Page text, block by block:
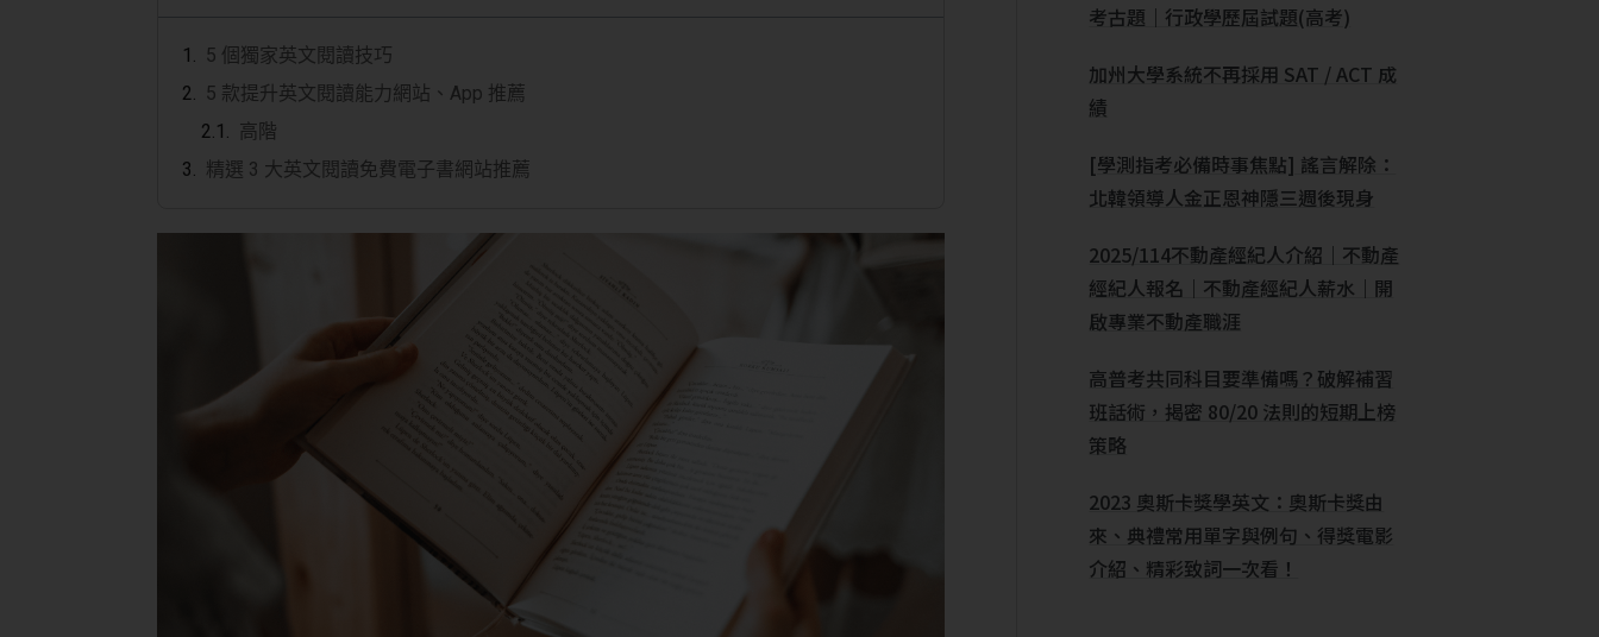
5 個獨家英文閱讀技巧
5 款提升英文閱讀能力網站、App 推薦
高階
精選 3 大英文閱讀免費電子書網站推薦
考古題｜行政學歷屆試題(高考)
加州大學系統不再採用 SAT / ACT 成
績
[學測指考必備時事焦點] 謠言解除：
北韓領導人金正恩神隱三週後現身
2025/114不動產經紀人介紹｜不動產
經紀人報名｜不動產經紀人薪水｜開
啟專業不動產職涯
高普考共同科目要準備嗎？破解補習
班話術，揭密 80/20 法則的短期上榜
策略
2023 奧斯卡獎學英文：奧斯卡獎由
來、典禮常用單字與例句、得獎電影
介紹、精彩致詞一次看！